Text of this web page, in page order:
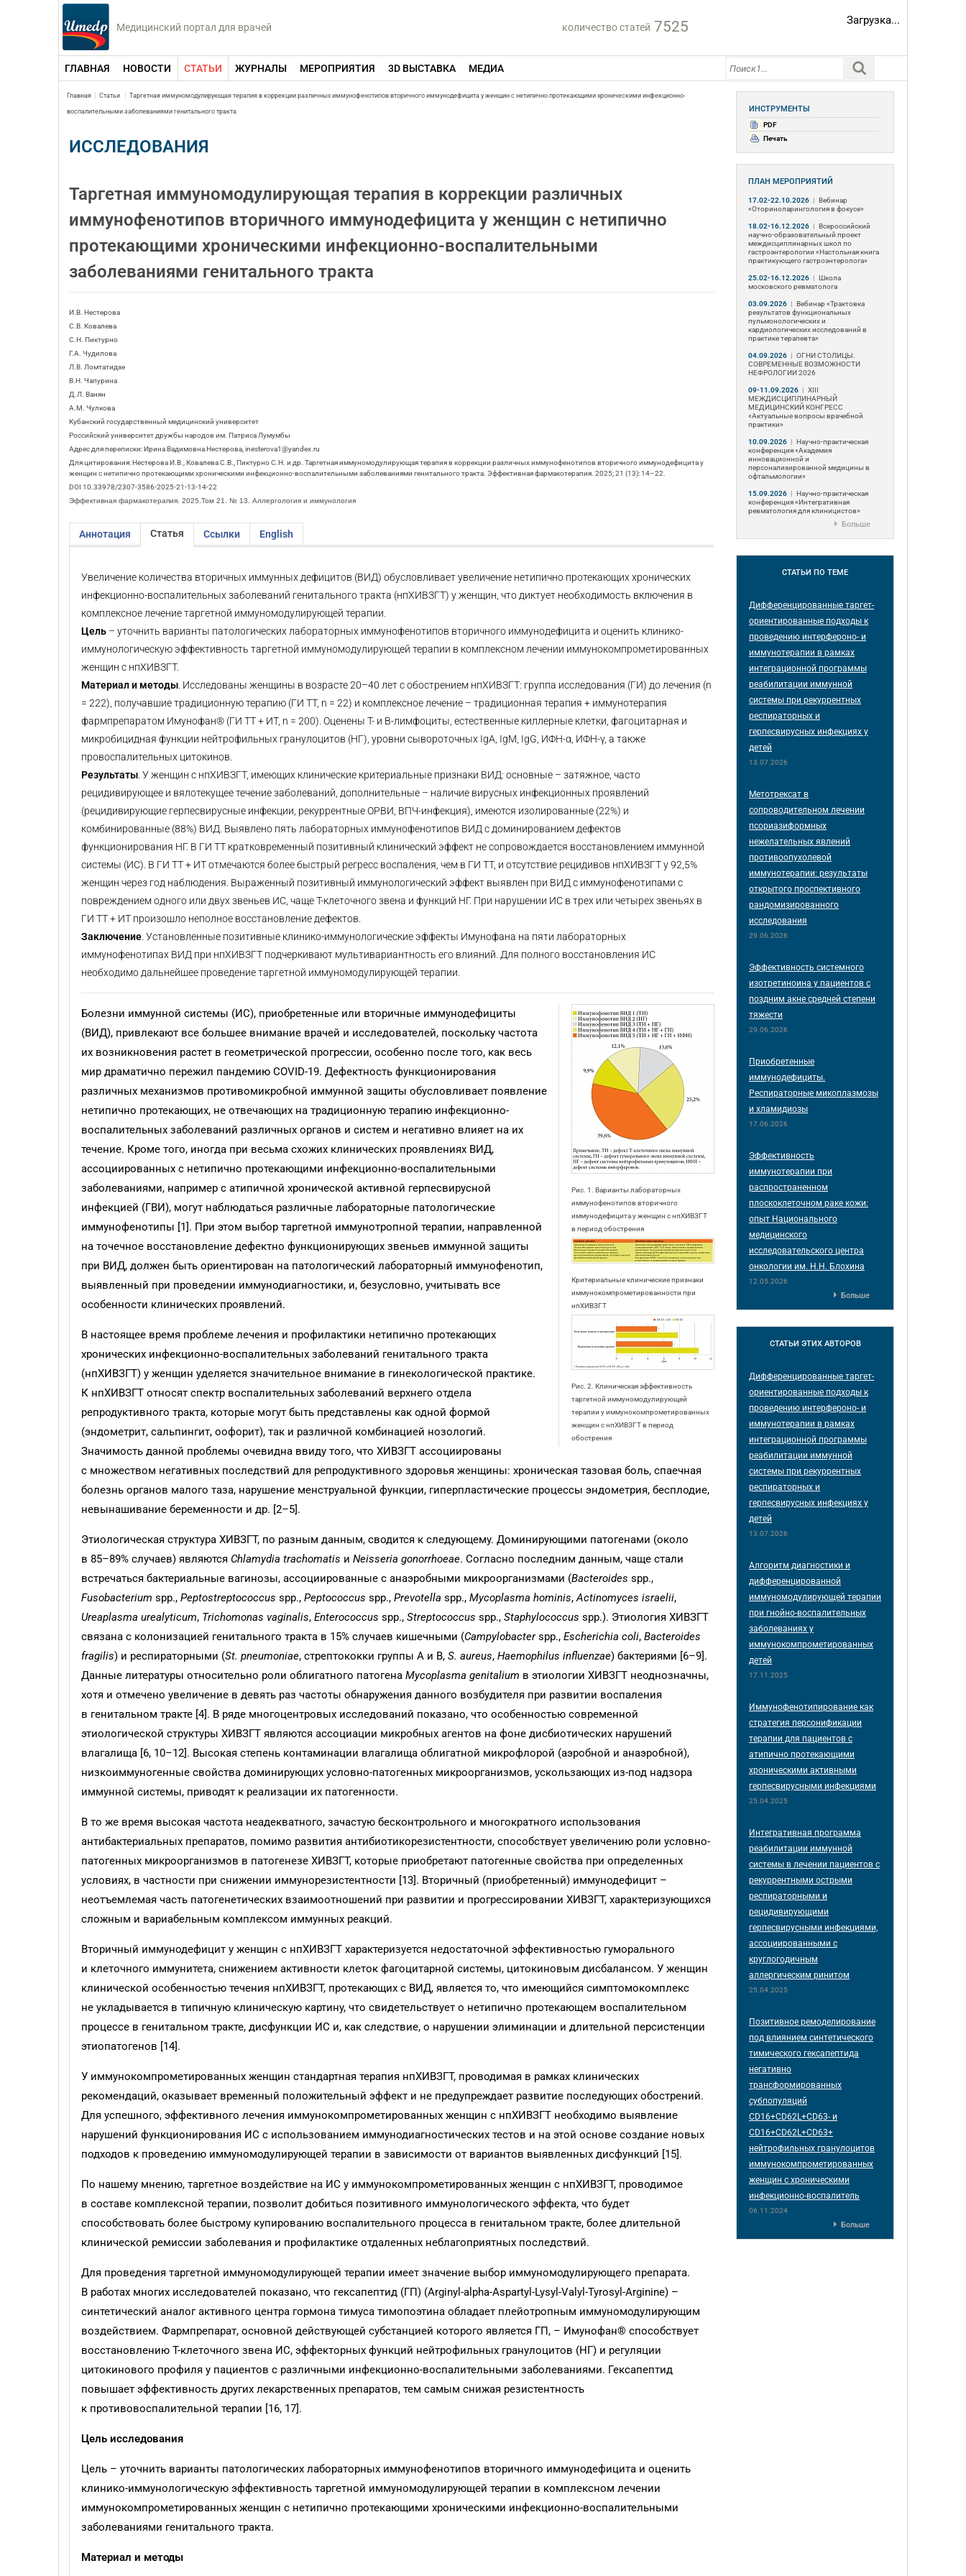
Медицинский портал для врачей количество статей 7525 Загрузка...
ГЛАВНАЯ НОВОСТИ СТАТЬИ ЖУРНАЛЫ МЕРОПРИЯТИЯ 3D ВЫСТАВКА МЕДИА
Главная Статьи Таргетная иммуномодулирующая терапия в коррекции различных иммунофенотипов вторичного иммунодефицита у женщин с нетипично протекающими хроническими инфекционно-
воспалительными заболеваниями генитального тракта
ИССЛЕДОВАНИЯ
Таргетная иммуномодулирующая терапия в коррекции различных
иммунофенотипов вторичного иммунодефицита у женщин с нетипично
протекающими хроническими инфекционно-воспалительными
заболеваниями генитального тракта
И.В. Нестерова
С.В. Ковалева
С.Н. Пиктурно
Г.А. Чудилова
Л.В. Ломтатидзе
В.Н. Чапурина
Д.Л. Ванян
А.М. Чулкова
Кубанский государственный медицинский университет
Российский университет дружбы народов им. Патриса Лумумбы
Адрес для переписки: Ирина Вадимовна Нестерова, inesterova1@yandex.ru
Для цитирования: Нестерова И.В., Ковалева С.В., Пиктурно С.Н. и др. Таргетная иммуномодулирующая терапия в коррекции различных иммунофенотипов вторичного иммунодефицита у
женщин с нетипично протекающими хроническими инфекционно-воспалительными заболеваниями генитального тракта. Эффективная фармакотерапия. 2025; 21 (13): 14–22.
DOI 10.33978/2307-3586-2025-21-13-14-22
Эффективная фармакотерапия. 2025.Том 21. № 13. Аллергология и иммунология
Аннотация Статья Ссылки English
Увеличение количества вторичных иммунных дефицитов (ВИД) обусловливает увеличение нетипично протекающих хронических
инфекционно-воспалительных заболеваний генитального тракта (нпХИВЗГТ) у женщин, что диктует необходимость включения в
комплексное лечение таргетной иммуномодулирующей терапии.
Цель – уточнить варианты патологических лабораторных иммунофенотипов вторичного иммунодефицита и оценить клинико-
иммунологическую эффективность таргетной иммуномодулирующей терапии в комплексном лечении иммунокомпрометированных
женщин с нпХИВЗГТ.
Материал и методы . Исследованы женщины в возрасте 20–40 лет с обострением нпХИВЗГТ: группа исследования (ГИ) до лечения (n
= 222), получавшие традиционную терапию (ГИ ТТ, n = 22) и комплексное лечение – традиционная терапия + иммунотерапия
фармпрепаратом Имунофан® (ГИ ТТ + ИТ, n = 200). Оценены Т- и В-лимфоциты, естественные киллерные клетки, фагоцитарная и
микробицидная функции нейтрофильных гранулоцитов (НГ), уровни сывороточных IgA, IgM, IgG, ИФН-α, ИФН-γ, а также
провоспалительных цитокинов.
Результаты . У женщин с нпХИВЗГТ, имеющих клинические критериальные признаки ВИД: основные – затяжное, часто
рецидивирующее и вялотекущее течение заболеваний, дополнительные – наличие вирусных инфекционных проявлений
(рецидивирующие герпесвирусные инфекции, рекуррентные ОРВИ, ВПЧ-инфекция), имеются изолированные (22%) и
комбинированные (88%) ВИД. Выявлено пять лабораторных иммунофенотипов ВИД с доминированием дефектов
функционирования НГ. В ГИ ТТ кратковременный позитивный клинический эффект не сопровождается восстановлением иммунной
системы (ИС). В ГИ ТТ + ИТ отмечаются более быстрый регресс воспаления, чем в ГИ ТТ, и отсутствие рецидивов нпХИВЗГТ у 92,5%
женщин через год наблюдения. Выраженный позитивный иммунологический эффект выявлен при ВИД с иммунофенотипами с
повреждением одного или двух звеньев ИС, чаще Т-клеточного звена и функций НГ. При нарушении ИС в трех или четырех звеньях в
ГИ ТТ + ИТ произошло неполное восстановление дефектов.
Заключение . Установленные позитивные клинико-иммунологические эффекты Имунофана на пяти лабораторных
иммунофенотипах ВИД при нпХИВЗГТ подчеркивают мультивариантность его влияний. Для полного восстановления ИС
необходимо дальнейшее проведение таргетной иммуномодулирующей терапии.
Рис. 1. Варианты лабораторных
иммунофенотипов вторичного
иммунодефицита у женщин с нпХИВЗГТ
в период обострения
Критериальные клинические признаки
иммунокомпрометированности при
нпХИВЗГТ
Рис. 2. Клиническая эффективность
таргетной иммуномодулирующей
терапии у иммунокомпрометированных
женщин с нпХИВЗГТ в период
обострения
Болезни иммунной системы (ИС), приобретенные или вторичные иммунодефициты
(ВИД), привлекают все большее внимание врачей и исследователей, поскольку частота
их возникновения растет в геометрической прогрессии, особенно после того, как весь
мир драматично пережил пандемию COVID-19. Дефектность функционирования
различных механизмов противомикробной иммунной защиты обусловливает появление
нетипично протекающих, не отвечающих на традиционную терапию инфекционно-
воспалительных заболеваний различных органов и систем и негативно влияет на их
течение. Кроме того, иногда при весьма схожих клинических проявлениях ВИД,
ассоциированных с нетипично протекающими инфекционно-воспалительными
заболеваниями, например с атипичной хронической активной герпесвирусной
инфекцией (ГВИ), могут наблюдаться различные лабораторные патологические
иммунофенотипы [1]. При этом выбор таргетной иммунотропной терапии, направленной
на точечное восстановление дефектно функционирующих звеньев иммунной защиты
при ВИД, должен быть ориентирован на патологический лабораторный иммунофенотип,
выявленный при проведении иммунодиагностики, и, безусловно, учитывать все
особенности клинических проявлений.
В настоящее время проблеме лечения и профилактики нетипично протекающих
хронических инфекционно-воспалительных заболеваний генитального тракта
(нпХИВЗГТ) у женщин уделяется значительное внимание в гинекологической практике.
К нпХИВЗГТ относят спектр воспалительных заболеваний верхнего отдела
репродуктивного тракта, которые могут быть представлены как одной формой
(эндометрит, сальпингит, оофорит), так и различной комбинацией нозологий.
Значимость данной проблемы очевидна ввиду того, что ХИВЗГТ ассоциированы
с множеством негативных последствий для репродуктивного здоровья женщины: хроническая тазовая боль, спаечная
болезнь органов малого таза, нарушение менструальной функции, гиперпластические процессы эндометрия, бесплодие,
невынашивание беременности и др. [2–5].
Этиологическая структура ХИВЗГТ, по разным данным, сводится к следующему. Доминирующими патогенами (около
в 85–89% случаев) являются Chlamydia trachomatis и Neisseria gonorrhoeae. Согласно последним данным, чаще стали
встречаться бактериальные вагинозы, ассоциированные с анаэробными микроорганизмами (Bacteroides spp.,
Fusobacterium spp., Peptostreptococcus spp., Peptococcus spp., Prevotella spp., Mycoplasma hominis,Actinomyces israelii,
Ureaplasma urealyticum, Trichomonas vaginalis, Enterococcus spp., Streptococcus spp., Staphylococcus spp.). Этиология ХИВЗГТ
связана с колонизацией генитального тракта в 15% случаев кишечными (Campylobacterspp., Escherichia coli, Bacteroides
fragilis) и респираторными (St. pneumoniae, стрептококки группы A и В, S. aureus, Haemophilus influenzae) бактериями [6–9].
Данные литературы относительно роли облигатного патогена Mycoplasma genitalium в этиологии ХИВЗГТ неоднозначны,
хотя и отмечено увеличение в девять раз частоты обнаружения данного возбудителя при развитии воспаления
в генитальном тракте [4]. В ряде многоцентровых исследований показано, что особенностью современной
этиологической структуры ХИВЗГТ являются ассоциации микробных агентов на фоне дисбиотических нарушений
влагалища [6, 10–12]. Высокая степень контаминации влагалища облигатной микрофлорой (аэробной и анаэробной),
низкоиммуногенные свойства доминирующих условно-патогенных микроорганизмов, ускользающих из-под надзора
иммунной системы, приводят к реализации их патогенности.
В то же время высокая частота неадекватного, зачастую бесконтрольного и многократного использования
антибактериальных препаратов, помимо развития антибиотикорезистентности, способствует увеличению роли условно-
патогенных микроорганизмов в патогенезе ХИВЗГТ, которые приобретают патогенные свойства при определенных
условиях, в частности при снижении иммунорезистентности [13]. Вторичный (приобретенный) иммунодефицит –
неотъемлемая часть патогенетических взаимоотношений при развитии и прогрессировании ХИВЗГТ, характеризующихся
сложным и вариабельным комплексом иммунных реакций.
Вторичный иммунодефицит у женщин с нпХИВЗГТ характеризуется недостаточной эффективностью гуморального
и клеточного иммунитета, снижением активности клеток фагоцитарной системы, цитокиновым дисбалансом. У женщин
клинической особенностью течения нпХИВЗГТ, протекающих с ВИД, является то, что имеющийся симптомокомплекс
не укладывается в типичную клиническую картину, что свидетельствует о нетипично протекающем воспалительном
процессе в генитальном тракте, дисфункции ИС и, как следствие, о нарушении элиминации и длительной персистенции
этиопатогенов [14].
У иммунокомпрометированных женщин стандартная терапия нпХИВЗГТ, проводимая в рамках клинических
рекомендаций, оказывает временный положительный эффект и не предупреждает развитие последующих обострений.
Для успешного, эффективного лечения иммунокомпрометированных женщин с нпХИВЗГТ необходимо выявление
нарушений функционирования ИС с использованием иммунодиагностических тестов и на этой основе создание новых
подходов к проведению иммуномодулирующей терапии в зависимости от вариантов выявленных дисфункций [15].
По нашему мнению, таргетное воздействие на ИС у иммунокомпрометированных женщин с нпХИВЗГТ, проводимое
в составе комплексной терапии, позволит добиться позитивного иммунологического эффекта, что будет
способствовать более быстрому купированию воспалительного процесса в генитальном тракте, более длительной
клинической ремиссии заболевания и профилактике отдаленных неблагоприятных последствий.
Для проведения таргетной иммуномодулирующей терапии имеет значение выбор иммуномодулирующего препарата.
В работах многих исследователей показано, что гексапептид (ГП) (Arginyl-alpha-Aspartyl-Lysyl-Valyl-Tyrosyl-Arginine) –
синтетический аналог активного центра гормона тимуса тимопоэтина обладает плейотропным иммуномодулирующим
воздействием. Фармпрепарат, основной действующей субстанцией которого является ГП, – Имунофан® способствует
восстановлению Т-клеточного звена ИС, эффекторных функций нейтрофильных гранулоцитов (НГ) и регуляции
цитокинового профиля у пациентов с различными инфекционно-воспалительными заболеваниями. Гексапептид
повышает эффективность других лекарственных препаратов, тем самым снижая резистентность
к противовоспалительной терапии [16, 17].
Цель исследования
Цель – уточнить варианты патологических лабораторных иммунофенотипов вторичного иммунодефицита и оценить
клинико-иммунологическую эффективность таргетной иммуномодулирующей терапии в комплексном лечении
иммунокомпрометированных женщин с нетипично протекающими хроническими инфекционно-воспалительными
заболеваниями генитального тракта.
Материал и методы
ИНСТРУМЕНТЫ
PDF
Печать
ПЛАН МЕРОПРИЯТИЙ
17.02-22.10.2026 | Вебинар
«Оториноларингология в фокусе»
18.02-16.12.2026 | Всероссийский
научно-образовательный проект
междисциплинарных школ по
гастроэнтерологии «Настольная книга
практикующего гастроэнтеролога»
25.02-16.12.2026 | Школа
московского ревматолога
03.09.2026 | Вебинар «Трактовка
результатов функциональных
пульмонологических и
кардиологических исследований в
практике терапевта»
04.09.2026 | ОГНИ СТОЛИЦЫ.
СОВРЕМЕННЫЕ ВОЗМОЖНОСТИ
НЕФРОЛОГИИ 2026
09-11.09.2026 | ХIII
МЕЖДИСЦИПЛИНАРНЫЙ
МЕДИЦИНСКИЙ КОНГРЕСС
«Актуальные вопросы врачебной
практики»
10.09.2026 | Научно-практическая
конференция «Академия
инновационной и
персонализированной медицины в
офтальмологии»
15.09.2026 | Научно-практическая
конференция «Интегративная
ревматология для клиницистов»
Больше
СТАТЬИ ПО ТЕМЕ
Дифференцированные таргет-
ориентированные подходы к
проведению интерфероно- и
иммунотерапии в рамках
интеграционной программы
реабилитации иммунной
системы при рекуррентных
респираторных и
герпесвирусных инфекциях у
детей
13.07.2026
Метотрексат в
сопроводительном лечении
псориазиформных
нежелательных явлений
противоопухолевой
иммунотерапии: результаты
открытого проспективного
рандомизированного
исследования
29.06.2026
Эффективность системного
изотретиноина у пациентов с
поздним акне средней степени
тяжести
29.06.2026
Приобретенные
иммунодефициты.
Респираторные микоплазмозы
и хламидиозы
17.06.2026
Эффективность
иммунотерапии при
распространенном
плоскоклеточном раке кожи:
опыт Национального
медицинского
исследовательского центра
онкологии им. Н.Н. Блохина
12.05.2026
Больше
СТАТЬИ ЭТИХ АВТОРОВ
Дифференцированные таргет-
ориентированные подходы к
проведению интерфероно- и
иммунотерапии в рамках
интеграционной программы
реабилитации иммунной
системы при рекуррентных
респираторных и
герпесвирусных инфекциях у
детей
13.07.2026
Алгоритм диагностики и
дифференцированной
иммуномодулирующей терапии
при гнойно-воспалительных
заболеваниях у
иммунокомпрометированных
детей
17.11.2025
Иммунофенотипирование как
стратегия персонификации
терапии для пациентов с
атипично протекающими
хроническими активными
герпесвирусными инфекциями
25.04.2025
Интегративная программа
реабилитации иммунной
системы в лечении пациентов с
рекуррентными острыми
респираторными и
рецидивирующими
герпесвирусными инфекциями,
ассоциированными с
круглогодичным
аллергическим ринитом
25.04.2025
Позитивное ремоделирование
под влиянием синтетического
тимического гексапептида
негативно
трансформированных
субпопуляций
CD16+CD62L+CD63- и
CD16+CD62L+CD63+
нейтрофильных гранулоцитов
иммунокомпрометированных
женщин с хроническими
инфекционно-воспалитель
06.11.2024
Больше